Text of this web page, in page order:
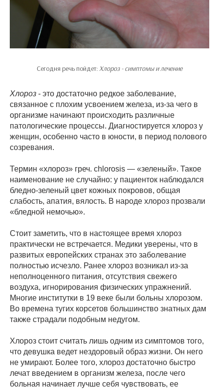
Сегодня речь пойдет:Хлороз - симптомы и лечение
Хлороз - это достаточно редкое заболевание,
связанное с плохим усвоением железа, из-за чего в
организме начинают происходить различные
патологические процессы. Диагностируется хлороз у
женщин, особенно часто в юности, в период полового
созревания.
Термин «хлороз» греч. chlorosis — «зеленый». Такое
наименование не случайно: у пациенток наблюдался
бледно-зеленый цвет кожных покровов, общая
слабость, апатия, вялость. В народе хлороз прозвали
«бледной немочью».
Стоит заметить, что в настоящее время хлороз
практически не встречается. Медики уверены, что в
развитых европейских странах это заболевание
полностью исчезло. Ранее хлороз возникал из-за
неполноценного питания, отсутствия свежего
воздуха, игнорирования физических упражнений.
Многие институтки в 19 веке были больны хлорозом.
Во времена тугих корсетов большинство знатных дам
также страдали подобным недугом.
Хлороз стоит считать лишь одним из симптомов того,
что девушка ведет нездоровый образ жизни. Он него
не умирают. Более того, хлороз достаточно быстро
лечат введением в организм железа, после чего
больная начинает лучше себя чувствовать, ее